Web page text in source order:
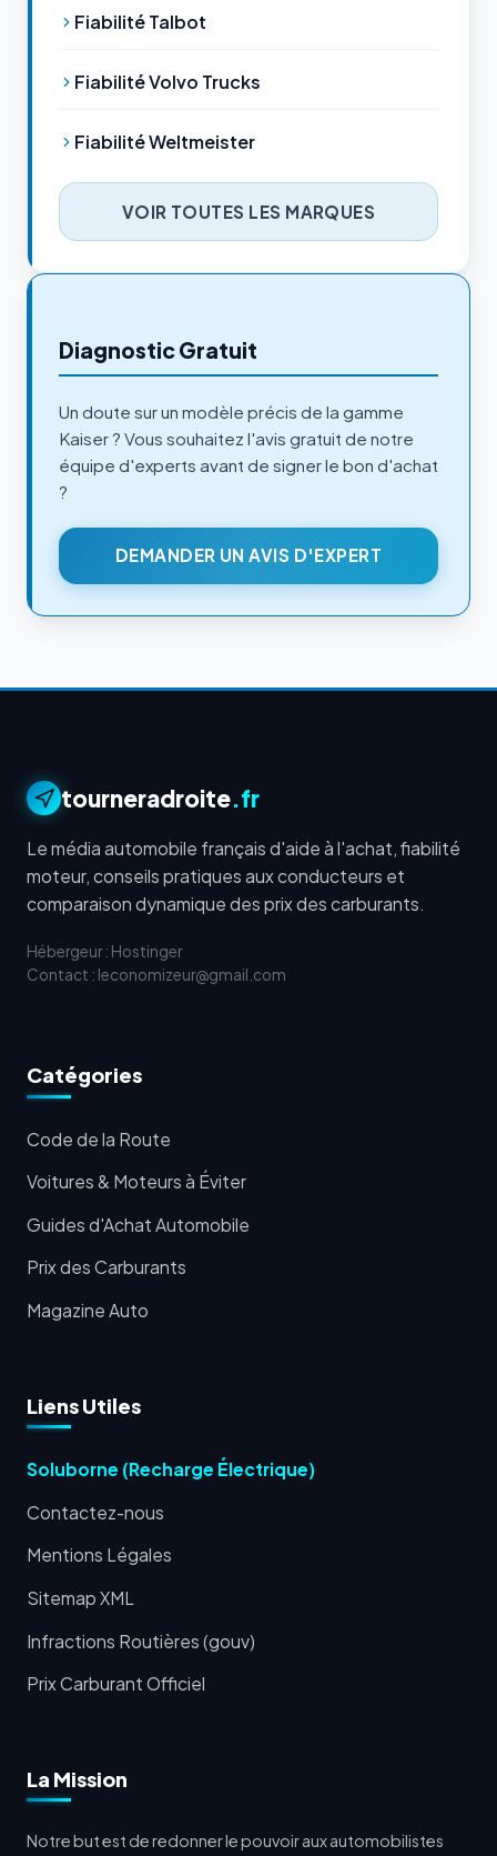
Fiabilité Talbot
Fiabilité Volvo Trucks
Fiabilité Weltmeister
VOIR TOUTES LES MARQUES
Diagnostic Gratuit
Un doute sur un modèle précis de la gamme
Kaiser ? Vous souhaitez l'avis gratuit de notre
équipe d'experts avant de signer le bon d'achat
?
DEMANDER UN AVIS D'EXPERT
tourneradroite.fr
Le média automobile français d'aide à l'achat, fiabilité
moteur, conseils pratiques aux conducteurs et
comparaison dynamique des prix des carburants.
Hébergeur : Hostinger
Contact : leconomizeur@gmail.com
Catégories
Code de la Route
Voitures & Moteurs à Éviter
Guides d'Achat Automobile
Prix des Carburants
Magazine Auto
Liens Utiles
Soluborne (Recharge Électrique)
Contactez-nous
Mentions Légales
Sitemap XML
Infractions Routières (gouv)
Prix Carburant Officiel
La Mission
Notre but est de redonner le pouvoir aux automobilistes